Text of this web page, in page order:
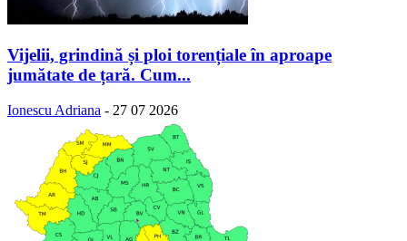
Vijelii, grindină și ploi torențiale în aproape
jumătate de țară. Cum...
Ionescu Adriana - 27 07 2026